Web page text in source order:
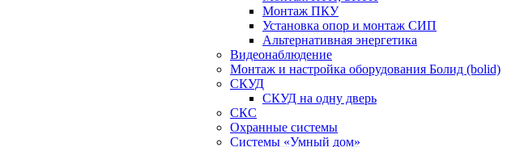
Монтаж ПКУ
Установка опор и монтаж СИП
Альтернативная энергетика
Видеонаблюдение
Монтаж и настройка оборудования Болид (bolid)
СКУД
СКУД на одну дверь
СКС
Охранные системы
Системы «Умный дом»